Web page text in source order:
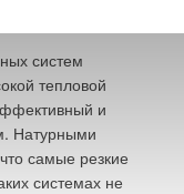
систем
тепловой
и
Натурными
самые резкие
системах не